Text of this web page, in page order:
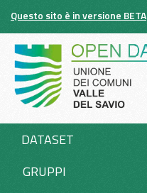
Salta
contenuto
Questo sito è in versione BETA
DATASET
GRUPPI